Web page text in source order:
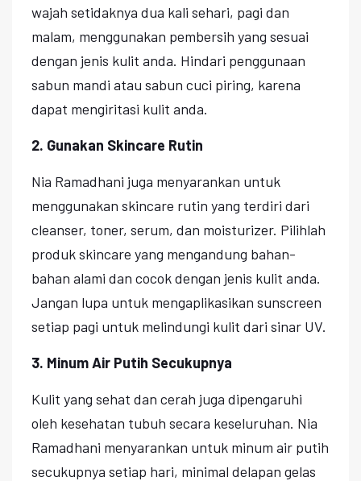
wajah setidaknya dua kali sehari, pagi dan
malam, menggunakan pembersih yang sesuai
dengan jenis kulit anda. Hindari penggunaan
sabun mandi atau sabun cuci piring, karena
dapat mengiritasi kulit anda.
2. Gunakan Skincare Rutin
Nia Ramadhani juga menyarankan untuk
menggunakan skincare rutin yang terdiri dari
cleanser, toner, serum, dan moisturizer. Pilihlah
produk skincare yang mengandung bahan-
bahan alami dan cocok dengan jenis kulit anda.
Jangan lupa untuk mengaplikasikan sunscreen
setiap pagi untuk melindungi kulit dari sinar UV.
3. Minum Air Putih Secukupnya
Kulit yang sehat dan cerah juga dipengaruhi
oleh kesehatan tubuh secara keseluruhan. Nia
Ramadhani menyarankan untuk minum air putih
secukupnya setiap hari, minimal delapan gelas